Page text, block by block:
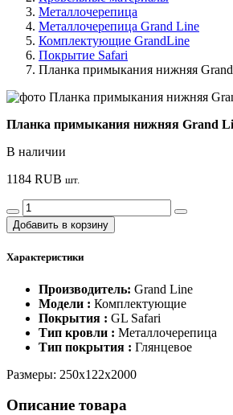
Металлочерепица
Металлочерепица Grand Line
Комплектующие GrandLine
Покрытие Safari
Планка примыкания нижняя
Планка примыкания нижняя Grand
В наличии
1184 RUB шт.
Добавить в корзину
Характеристики
Производитель: Grand Line
Модели : Комплектующие
Покрытия : GL Safari
Тип кровли : Металлочерепица
Тип покрытия : Глянцевое
Размеры: 250х122х2000
Описание товара